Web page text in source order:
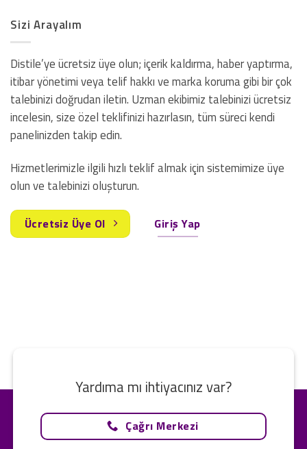
Sizi Arayalım
Distile’ye ücretsiz üye olun; içerik kaldırma, haber yaptırma,
itibar yönetimi veya telif hakkı ve marka koruma gibi bir çok
talebinizi doğrudan iletin. Uzman ekibimiz talebinizi ücretsiz
incelesin, size özel teklifinizi hazırlasın, tüm süreci kendi
panelinizden takip edin.
Hizmetlerimizle ilgili hızlı teklif almak için sistemimize üye
olun ve talebinizi oluşturun.
Ücretsiz Üye Ol Giriş Yap
Yardıma mı ihtiyacınız var?
Çağrı Merkezi